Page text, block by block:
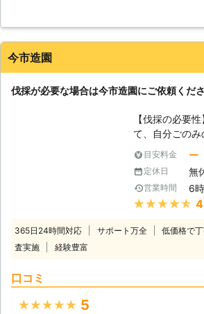
しております
きましては特
が行われると
効果を見込める
が、室内にも多
来るんです。
た庭木を伐採
採光に最大限
考えられます。
いる住宅に対し
事で管理のお手
めます。一見し
メージがありま
ん大きくなっていき、虫も大量発生する
め、伐っていく順番、倒すポイント、など
えで伐ってもらえますよ！
福井県 福井市 2016年12月20日
今市造園
伐採が必要な場合は今市造園にご依頼くだ
【伐採の必要
て、自分ごの
も、お庭を持
す。お庭の木
になる事があり
てしまっている
ルを避けるため
木であれば、
目安料金 ー
定休日 無
営業時間 6
★★★★★
365日24時間対応 サポート万全 低価格で
査実施
経験豊富
口コミ
★★★★★ 5